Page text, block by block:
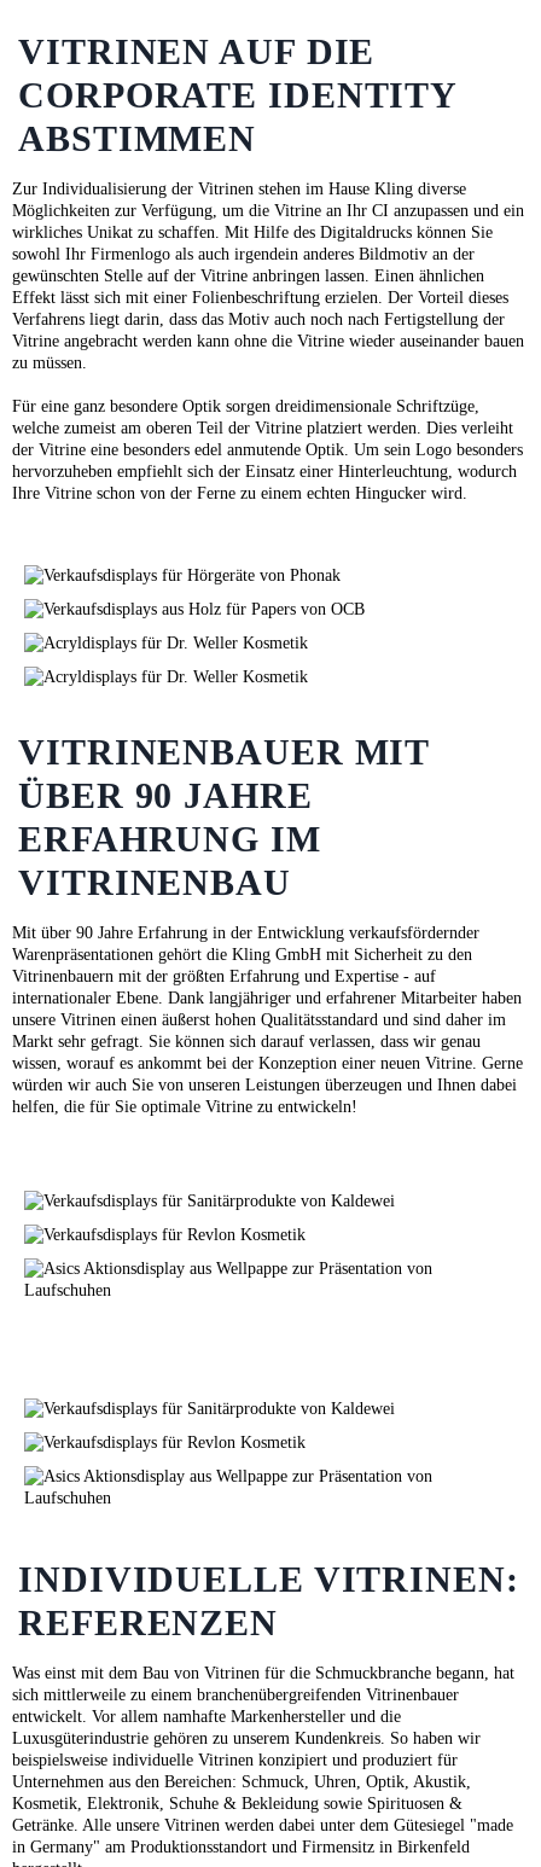
VITRINEN AUF DIE
CORPORATE IDENTITY
ABSTIMMEN
Zur Individualisierung der Vitrinen stehen im Hause Kling diverse
Möglichkeiten zur Verfügung, um die Vitrine an Ihr CI anzupassen und ein
wirkliches Unikat zu schaffen. Mit Hilfe des Digitaldrucks können Sie
sowohl Ihr Firmenlogo als auch irgendein anderes Bildmotiv an der
gewünschten Stelle auf der Vitrine anbringen lassen. Einen ähnlichen
Effekt lässt sich mit einer Folienbeschriftung erzielen. Der Vorteil dieses
Verfahrens liegt darin, dass das Motiv auch noch nach Fertigstellung der
Vitrine angebracht werden kann ohne die Vitrine wieder auseinander bauen
zu müssen.
Für eine ganz besondere Optik sorgen dreidimensionale Schriftzüge,
welche zumeist am oberen Teil der Vitrine platziert werden. Dies verleiht
der Vitrine eine besonders edel anmutende Optik. Um sein Logo besonders
hervorzuheben empfiehlt sich der Einsatz einer Hinterleuchtung, wodurch
Ihre Vitrine schon von der Ferne zu einem echten Hingucker wird.
VITRINENBAUER MIT
ÜBER 90 JAHRE
ERFAHRUNG IM
VITRINENBAU
Mit über 90 Jahre Erfahrung in der Entwicklung verkaufsfördernder
Warenpräsentationen gehört die Kling GmbH mit Sicherheit zu den
Vitrinenbauern mit der größten Erfahrung und Expertise - auf
internationaler Ebene. Dank langjähriger und erfahrener Mitarbeiter haben
unsere Vitrinen einen äußerst hohen Qualitätsstandard und sind daher im
Markt sehr gefragt. Sie können sich darauf verlassen, dass wir genau
wissen, worauf es ankommt bei der Konzeption einer neuen Vitrine. Gerne
würden wir auch Sie von unseren Leistungen überzeugen und Ihnen dabei
helfen, die für Sie optimale Vitrine zu entwickeln!
INDIVIDUELLE VITRINEN:
REFERENZEN
Was einst mit dem Bau von Vitrinen für die Schmuckbranche begann, hat
sich mittlerweile zu einem branchenübergreifenden Vitrinenbauer
entwickelt. Vor allem namhafte Markenhersteller und die
Luxusgüterindustrie gehören zu unserem Kundenkreis. So haben wir
beispielsweise individuelle Vitrinen konzipiert und produziert für
Unternehmen aus den Bereichen: Schmuck, Uhren, Optik, Akustik,
Kosmetik, Elektronik, Schuhe & Bekleidung sowie Spirituosen &
Getränke. Alle unsere Vitrinen werden dabei unter dem Gütesiegel "made
in Germany" am Produktionsstandort und Firmensitz in Birkenfeld